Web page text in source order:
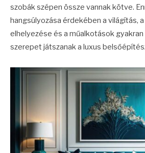
szobák szépen össze vannak kötve.
hangsúlyozása érdekében a világítás,
elhelyezése és a műalkotások
szerepet játszanak a luxus